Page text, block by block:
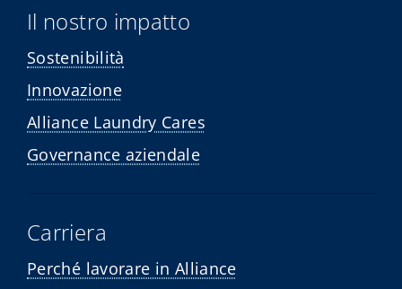
Il nostro impatto
Sostenibilità
Innovazione
Alliance Laundry Cares
Governance aziendale
Carriera
Perché lavorare in Alliance